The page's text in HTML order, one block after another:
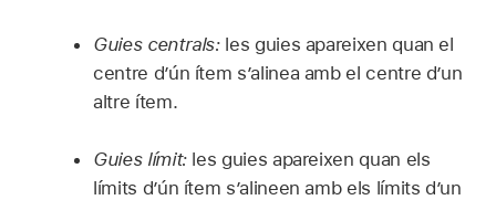
Guies centrals:les guies apareixen quan el
centre d’ún ítem s’alinea amb el centre d’un
altre ítem.
Guies límit:les guies apareixen quan els
límits d’ún ítem s’alineen amb els límits d’un